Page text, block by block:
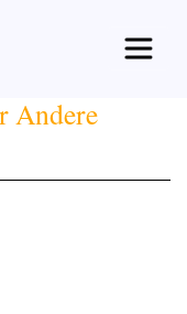
Andere